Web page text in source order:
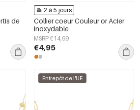
de
2 à 5 jours
Collier coeur Couleur or Acier
inoxydable
MSRP €14,99
€4,95
Entrepôt de l'UE